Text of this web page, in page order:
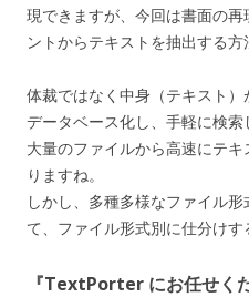
現できますが、今回は書面の
ントからテキストを抽出する方
体裁ではなく中身（テキスト）
データベース化し、手軽に検索
大量のファイルから高速にテ
りますね。
しかし、多種多様なファイル
て、ファイル形式別に仕分けす
『TextPorter にお任せく